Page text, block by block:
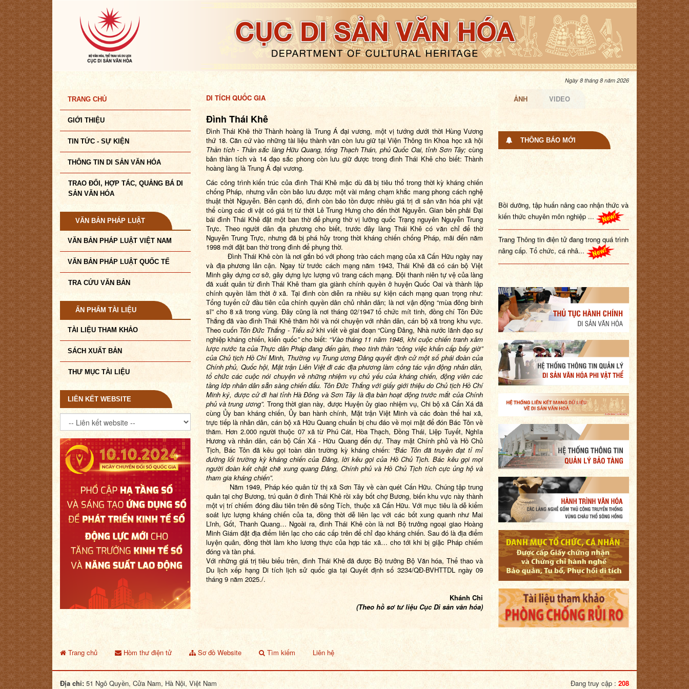
Ngày 8 tháng 8 năm 2026
TRANG CHỦ
GIỚI THIỆU
TIN TỨC - SỰ KIỆN
THÔNG TIN DI SẢN VĂN HÓA
TRAO ĐỔI, HỢP TÁC, QUẢNG BÁ DI
SẢN VĂN HÓA
VĂN BẢN PHÁP LUẬT
VĂN BẢN PHÁP LUẬT VIỆT NAM
VĂN BẢN PHÁP LUẬT QUỐC TẾ
TRA CỨU VĂN BẢN
ẤN PHẨM TÀI LIỆU
TÀI LIỆU THAM KHẢO
SÁCH XUẤT BẢN
THƯ MỤC TÀI LIỆU
LIÊN KẾT WEBSITE
DI TÍCH QUỐC GIA
Đình Thái Khê
Đình Thái Khê thờ Thành hoàng là Trung Á đại vương, một vị tướng dưới thời Hùng Vương
thứ 18. Căn cứ vào những tài liệu thành văn còn lưu giữ tại Viện Thông tin Khoa học xã hội
Thần tích - Thần sắc làng Hữu Quang, tổng Thạch Thán, phủ Quốc Oai, tỉnh Sơn Tây; cùng
bản thần tích và 14 đạo sắc phong còn lưu giữ được trong đình Thái Khê cho biết: Thành
hoàng làng là Trung Á đại vương.
Các công trình kiến trúc của đình Thái Khê mặc dù đã bị tiêu thổ trong thời kỳ kháng chiến
chống Pháp, nhưng vẫn còn bảo lưu được một vài mảng chạm khắc mang phong cách nghệ
thuật thời Nguyễn. Bên cạnh đó, đình còn bảo tồn được nhiều giá trị di sảnvăn hóa phi vật
thể cùng các di vật có giá trị từ thời Lê Trung Hưng cho đến thời Nguyễn. Gian bên phải Đại
bái đình Thái Khê đặt một ban thờ để phụng thờ vị lưỡng quốc Trạng nguyên Nguyễn Trung
Trực. Theo người dân địa phương cho biết, trước đây làng Thái Khê có văn chỉ để thờ
Nguyễn Trung Trực, nhưng đã bị phá hủy trong thời kháng chiến chống Pháp, mãi đến năm
1998 mới đặt ban thờ trong đình để phụng thờ.
Đình Thái Khê còn là nơi gắn bó với phong trào cách mạng của xã Cấn Hữu ngày nay
và địa phương lân cận. Ngay từ trước cách mạng năm 1943, Thái Khê đã có cán bộ Việt
Minh gây dựng cơ sở, gây dựng lực lượng vũ trang cách mạng. Đội thanh niên tự vệ của làng
đã xuất quân từ đình Thái Khê tham gia giành chính quyền ở huyện Quốc Oai và thành lập
chính quyền lâm thời ở xã. Tại đình còn diễn ra nhiều sự kiện cách mạng quan trọng như:
Tổng tuyển cử đầu tiên của chính quyền dân chủ nhân dân; là nơi vận động “mùa đông binh
sĩ” cho 8 xã trong vùng. Đây cũng là nơi tháng 02/1947 tổ chức mít tinh, đồng chí Tôn Đức
Thắng đã vào đình Thái Khê thăm hỏi và nói chuyện với nhân dân, cán bộ xã trong khu vực.
Theo cuốn Tôn Đức Thắng - Tiểu sửkhi viết về giai đoạn “Cùng Đảng, Nhà nước lãnh đạo sự
nghiệp kháng chiến, kiến quốc”cho biết: “Vào tháng 11 năm 1946, khi cuộc chiến tranh xâm
lược nước ta của Thực dân Pháp đang đến gần, theo tinh thần “công việc khẩn cấp bấy giờ”
của Chủ tịch Hồ Chí Minh, Thường vụ Trung ương Đảng quyết định cử một số phái đoàn của
Chính phủ, Quốc hội, Mặt trận Liên Việt đi các địa phương làm công tác vận động nhân dân,
tổ chức các cuộc nói chuyện về những nhiệm vụ chủ yếu của kháng chiến, động viên các
tầng lớp nhân dân sẵn sàng chiến đấu. Tôn Đức Thắng với giấy giới thiệu do Chủ tịch Hồ Chí
Minh ký, được cử đi hai tỉnh Hà Đông và Sơn Tây là địa bàn hoạt động trước mắt của Chính
phủ và trung ương”. Trong thời gian này, được Huyện ủy giao nhiệm vụ, Chi bộxã Cấn Xá đã
cùng Ủy ban kháng chiến, Ủy ban hành chính, Mặt trận Việt Minh và các đoàn thể hai xã,
trực tiếp là nhân dân, cán bộ xã Hữu Quang chuẩn bị chu đáo về mọi mặt để đón Bác Tôn về
thăm. Hơn 2.000 người thuộc 07 xã từ Phú Cát, Hòa Thạch, Đồng Thái, Liệp Tuyết, Nghĩa
Hương và nhân dân, cán bộ Cấn Xá - Hữu Quang đến dự. Thay mặt Chính phủ và Hồ Chủ
Tịch, Bác Tôn đã kêu gọi toàn dân trường kỳ kháng chiến: “Bác Tôn đã truyền đạt tỉ mỉ
đường lối trường kỳ kháng chiến của Đảng, lời kêu gọi của Hồ Chủ Tịch. Bác kêu gọi mọi
người đoàn kết chặt chẽ xung quang Đảng, Chính phủ và Hồ Chủ Tịch tích cực ủng hộ và
tham gia kháng chiến”.
Năm 1949, Pháp kéo quân từ thị xã Sơn Tây về càn quét Cấn Hữu. Chúng tập trung
quân tại chợ Bương, trú quân ở đình Thái Khê rồi xây bốt chợ Bương, biến khu vực này thành
một vị trí chiếm đóng đầu tiên trên đê sông Tích, thuộc xã Cấn Hữu. Với mục tiêu là dễ kiểm
soát lực lượng kháng chiến của ta, đồng thời dễ liên lạc với các bốt xung quanh như Mai
Lĩnh, Gốt, Thanh Quang… Ngoài ra, đình Thái Khê còn là nơi Bộ trưởng ngoại giao Hoàng
Minh Giám đặt địa điểm liên lạc cho các cấp trên để chỉ đạo kháng chiến. Sau đó là địa điểm
luyện quân, đồng thời làm kho lương thực của hợp tác xã… cho tới khi bị giặc Pháp chiếm
đóng và tàn phá.
Với những giá trị tiêu biểu trên, đình Thái Khê đã được Bộ trưởng Bộ Văn hóa, Thể thao và
Du lịch xếp hạng Di tíchlịch sử quốc gia tạiQuyết định số 3234/QĐ-BVHTTDL ngày 09
tháng 9 năm 2025./.
Khánh Chi
(Theo hồ sơ tư liệu Cục Di sản văn hóa)
ẢNH VIDEO
THÔNG BÁO MỚI
Bồi dưỡng, tập huấn nâng cao nhận thức và
kiến thức chuyên môn nghiệp ...
Trang Thông tin điện tử đang trong quá trình
nâng cấp. Tổ chức, cá nhâ...
Trang chủ Hòm thư điện tử Sơ đồ Website Tìm kiếm Liên hệ
Địa chỉ: 51 Ngô Quyền, Cửa Nam, Hà Nội, Việt Nam
Đang truy cập : 208